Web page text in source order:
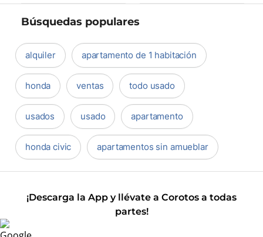
Búsquedas populares
alquiler apartamento de 1 habitación
honda ventas todo usado
usados usado apartamento
honda civic apartamentos sin amueblar
¡Descarga la App y llévate a Corotos a todas
partes!